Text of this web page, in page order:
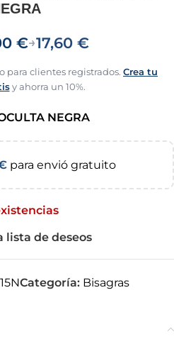
€→17,60 €
para clientes registrados. Crea tu
y ahorra un 10%.
NEGRA
para envió gratuito
lista de deseos
Categoría: Bisagras